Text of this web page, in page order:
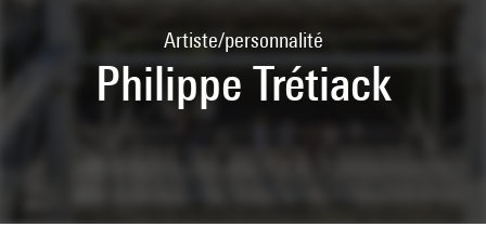
Artiste/personnalité
Philippe Trétiack